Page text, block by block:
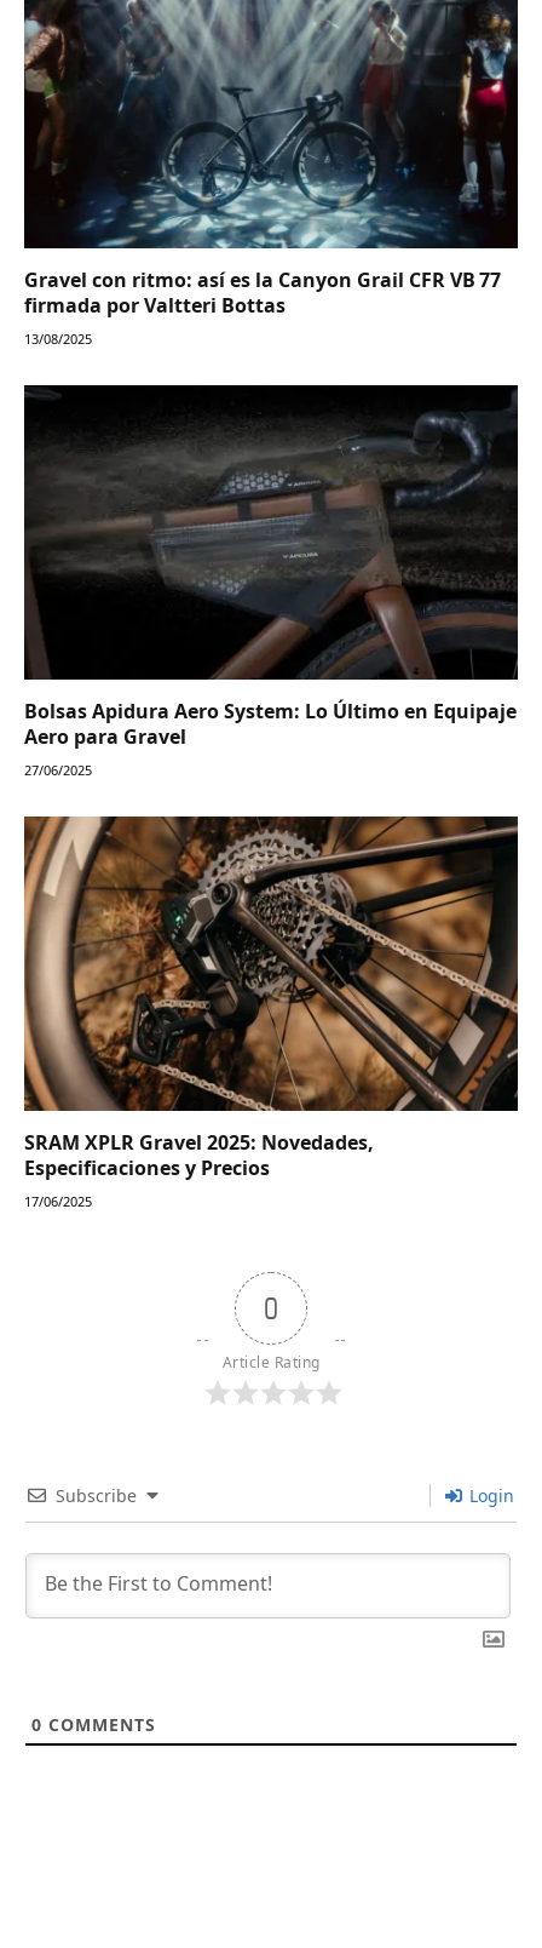
Gravel con ritmo: así es la Canyon Grail CFR VB 77
firmada por Valtteri Bottas
13/08/2025
Bolsas Apidura Aero System: Lo Último en Equipaje
Aero para Gravel
27/06/2025
SRAM XPLR Gravel 2025: Novedades,
Especificaciones y Precios
17/06/2025
0
Article Rating
Subscribe Login
0 COMMENTS